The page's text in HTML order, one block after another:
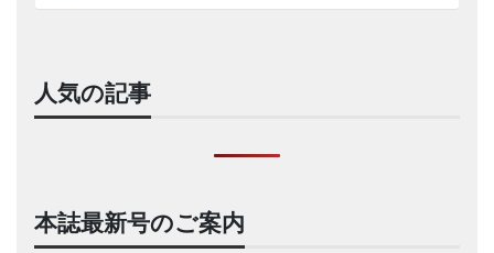
人気の記事
本誌最新号のご案内